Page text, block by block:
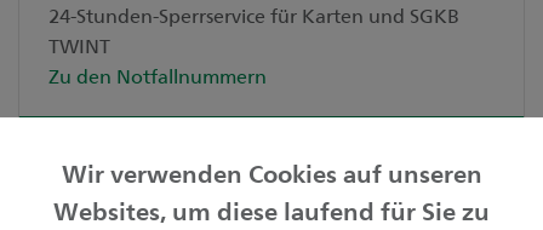
24-Stunden-Sperrservice für Karten und SGKB
TWINT
Zu den Notfallnummern
Privatkunden
Wir verwenden Cookies auf unseren
Websites, um diese laufend für Sie zu